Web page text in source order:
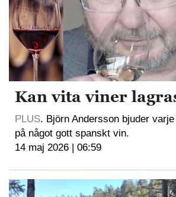
Kan vita viner
PLUS. Björn Andersson bjuder
på något gott spanskt vin.
14 maj 2026 | 06:59